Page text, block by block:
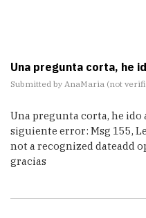
Una pregunta corta, he
Submitted by AnaMaria (not
Una pregunta corta, he ido
siguiente error: Msg 155,
not a recognized dateadd
gracias